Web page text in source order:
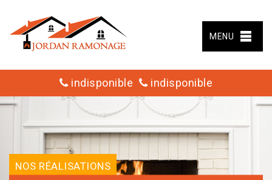
MENU
indisponible indisponible
NOS RÉALISATIONS